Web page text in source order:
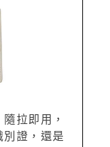
拉即用，
證，還是